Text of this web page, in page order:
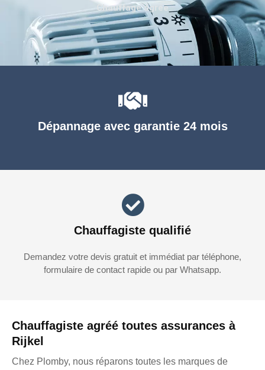
Chauffagiste agréé toutes assurances à
Rijkel
Chez Plomby, nous réparons toutes les marques de
Dépannage avec garantie 24 mois
Chauffagiste qualifié
Demandez votre devis gratuit et immédiat par téléphone,
formulaire de contact rapide ou par Whatsapp.
Chauffage agréé